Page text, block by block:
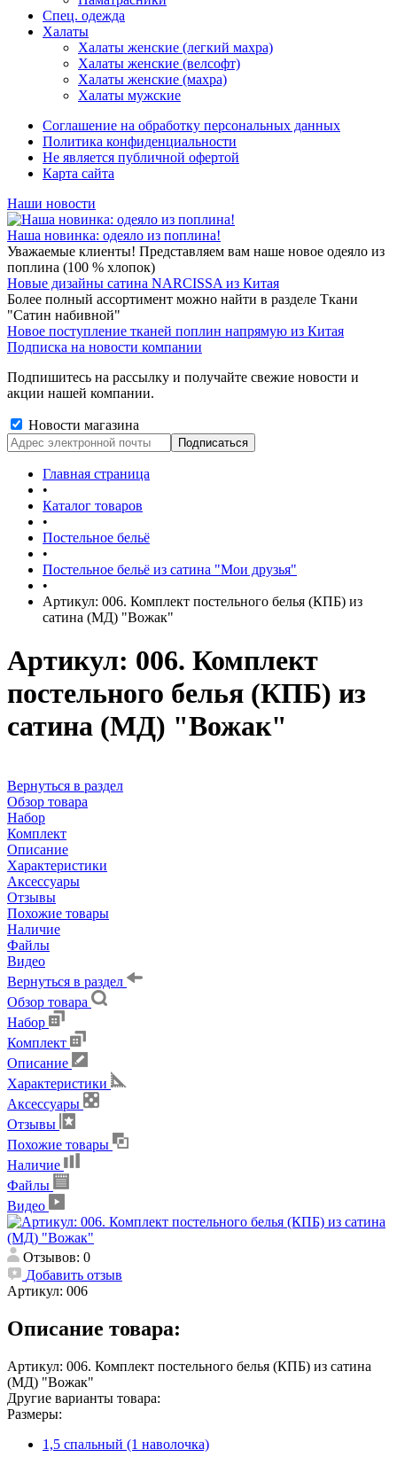
Спец. одежда
Халаты
Халаты женские (легкий махра)
Халаты женские (велсофт)
Халаты женские (махра)
Халаты мужские
Соглашение на обработку персональных данных
Политика конфиденциальности
Не является публичной офертой
Карта сайта
Наши новости
Наша новинка: одеяло из поплина!
Уважаемые клиенты! Представляем вам наше новое одеяло из
поплина (100 % хлопок)
Новые дизайны сатина NARCISSA из Китая
Более полный ассортимент можно найти в разделе Ткани
"Сатин набивной"
Новое поступление тканей поплин напрямую из Китая
Подписка на новости компании
Подпишитесь на рассылку и получайте свежие новости и
акции нашей компании.
Новости магазина
Главная страница
•
Каталог товаров
•
Постельное бельё
•
Постельное бельё из сатина "Мои друзья"
•
Артикул: 006. Комплект постельного белья (КПБ) из
сатина (МД) "Вожак"
Артикул: 006. Комплект
постельного белья (КПБ) из
сатина (МД) "Вожак"
Вернуться в раздел
Обзор товара
Набор
Комплект
Описание
Характеристики
Аксессуары
Отзывы
Похожие товары
Наличие
Файлы
Видео
Вернуться в раздел
Обзор товара
Набор
Комплект
Описание
Характеристики
Аксессуары
Отзывы
Похожие товары
Наличие
Файлы
Видео
Отзывов: 0
Добавить отзыв
Артикул: 006
Описание товара:
Артикул: 006. Комплект постельного белья (КПБ) из сатина
(МД) "Вожак"
Другие варианты товара:
Размеры:
1,5 спальный (1 наволочка)